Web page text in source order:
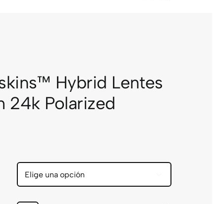
Hybrid Lentes
24k Polarized